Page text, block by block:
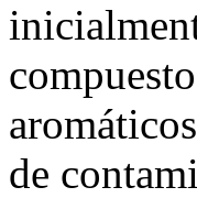
de